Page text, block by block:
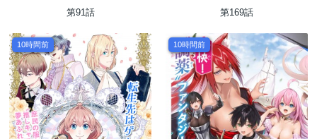
第91話
ない
第169話
10時間前 10時間前